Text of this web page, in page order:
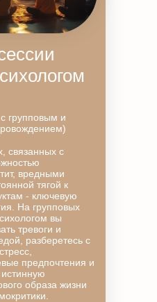
связанных с
вредными
тягой к
- ключевую
На групповых
вы
тревоги и
разберетесь с
предпочтения и
образа жизни
групповым и